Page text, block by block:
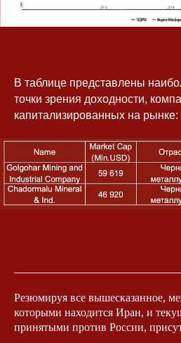
В таблице представлены
точки зрения доходности,
капитализированных на рынке:
Резюмируя все вышесказанное,
которыми находится Иран, и
принятыми против России,
на обработку персональных
соглашаетесь сПолитикой
информационные материалы
Отправить заявку
Карьера
СМИ